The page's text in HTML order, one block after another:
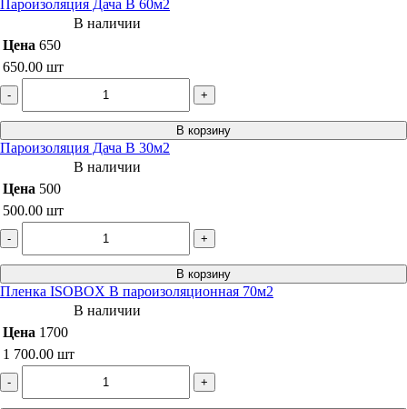
Пароизоляция Дача B 60м2
В наличии
Цена 650
650.00 шт
- +
В корзину
Пароизоляция Дача B 30м2
В наличии
Цена 500
500.00 шт
- +
В корзину
Пленка ISOBOX В пароизоляционная 70м2
В наличии
Цена 1700
1 700.00 шт
- +